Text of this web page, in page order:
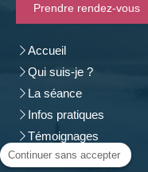
Prendre rendez-vous
Accueil
Qui suis-je ?
La séance
Infos pratiques
Témoignages
Contact
Continuer sans accepter